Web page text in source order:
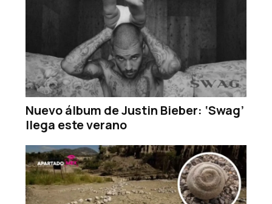
Nuevo álbum de Justin Bieber: ‘Swag’
llega este verano